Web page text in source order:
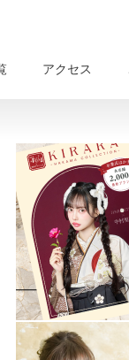
アクセス